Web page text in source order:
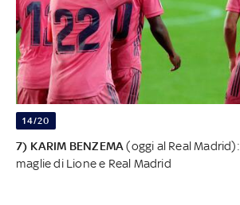
14/20
7) KARIM BENZEMA (oggi al Real Madrid):
maglie di Lione e Real Madrid